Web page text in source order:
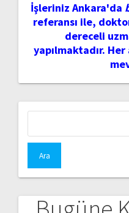
İşleriniz Ankara'da
referansı ile,
dereceli
yapılmaktadır.